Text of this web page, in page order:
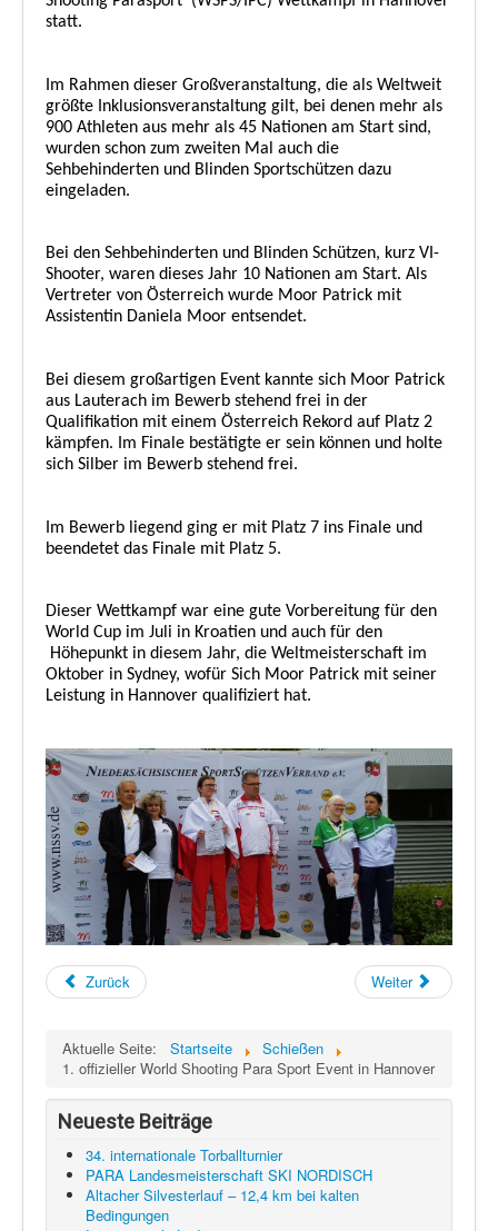
statt.
Im Rahmen dieser Großveranstaltung, die als Weltweit
größte Inklusionsveranstaltung gilt, bei denen mehr als
900 Athleten aus mehr als 45 Nationen am Start sind,
wurden schon zum zweiten Mal auch die
Sehbehinderten und Blinden Sportschützen dazu
eingeladen.
Bei den Sehbehinderten und Blinden Schützen, kurz VI-
Shooter, waren dieses Jahr 10 Nationen am Start. Als
Vertreter von Österreich wurde Moor Patrick mit
Assistentin Daniela Moor entsendet.
Bei diesem großartigen Event kannte sich Moor Patrick
aus Lauterach im Bewerb stehend frei in der
Qualifikation mit einem Österreich Rekord auf Platz 2
kämpfen. Im Finale bestätigte er sein können und holte
sich Silber im Bewerb stehend frei.
Im Bewerb liegend ging er mit Platz 7 ins Finale und
beendetet das Finale mit Platz 5.
Dieser Wettkampf war eine gute Vorbereitung für den
World Cup im Juli in Kroatien und auch für den
Höhepunkt in diesem Jahr, die Weltmeisterschaft im
Oktober in Sydney, wofür Sich Moor Patrick mit seiner
Leistung in Hannover qualifiziert hat.
Zurück Weiter
Aktuelle Seite: Startseite
Schießen
1. offizieller World Shooting Para Sport Event in Hannover
Neueste Beiträge
34. internationale Torballturnier
PARA Landesmeisterschaft SKI NORDISCH
Altacher Silvesterlauf – 12,4 km bei kalten
Bedingungen